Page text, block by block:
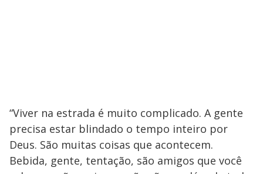
“Viver na estrada é muito complicado. A gente
precisa estar blindado o tempo inteiro por
Deus. São muitas coisas que acontecem.
Bebida, gente, tentação, são amigos que você